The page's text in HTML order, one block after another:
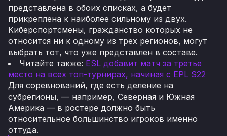
представлена в обоих списках, а будет
прикреплена к наиболее сильному из двух.
Киберспортсмены, гражданство которых не
относится ни к одному из трех регионов, могут
выбрать тот, что уже представлен в составе.
Читайте также: ESL добавит матч за третье
место на всех топ-турнирах, начиная с EPL S22
Для соревнований, где есть деление на
субрегионы, — например, Северная и Южная
Америка — в ростере должно быть
относительное большинство игроков именно
оттуда.